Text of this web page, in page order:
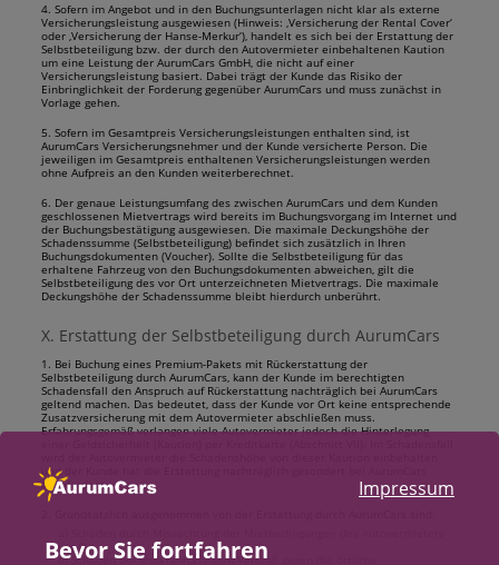
4. Sofern im Angebot und in den Buchungsunterlagen nicht klar als externe
Versicherungsleistung ausgewiesen (Hinweis: ‚Versicherung der Rental Cover‘
oder ‚Versicherung der Hanse-Merkur‘), handelt es sich bei der Erstattung der
Selbstbeteiligung bzw. der durch den Autovermieter einbehaltenen Kaution
um eine Leistung der AurumCars GmbH, die nicht auf einer
Versicherungsleistung basiert. Dabei trägt der Kunde das Risiko der
Einbringlichkeit der Forderung gegenüber AurumCars und muss zunächst in
Vorlage gehen.
5. Sofern im Gesamtpreis Versicherungsleistungen enthalten sind, ist
AurumCars Versicherungsnehmer und der Kunde versicherte Person. Die
jeweiligen im Gesamtpreis enthaltenen Versicherungsleistungen werden
ohne Aufpreis an den Kunden weiterberechnet.
6. Der genaue Leistungsumfang des zwischen AurumCars und dem Kunden
geschlossenen Mietvertrags wird bereits im Buchungsvorgang im Internet und
der Buchungsbestätigung ausgewiesen. Die maximale Deckungshöhe der
Schadenssumme (Selbstbeteiligung) befindet sich zusätzlich in Ihren
Buchungsdokumenten (Voucher). Sollte die Selbstbeteiligung für das
erhaltene Fahrzeug von den Buchungsdokumenten abweichen, gilt die
Selbstbeteiligung des vor Ort unterzeichneten Mietvertrags. Die maximale
Deckungshöhe der Schadenssumme bleibt hierdurch unberührt.
X. Erstattung der Selbstbeteiligung durch AurumCars
1. Bei Buchung eines Premium-Pakets mit Rückerstattung der
Selbstbeteiligung durch AurumCars, kann der Kunde im berechtigten
Schadensfall den Anspruch auf Rückerstattung nachträglich bei AurumCars
geltend machen. Das bedeutet, dass der Kunde vor Ort keine entsprechende
Zusatzversicherung mit dem Autovermieter abschließen muss.
Erfahrungsgemäß verlangen viele Autovermieter jedoch die Hinterlegung
und der Kunde hat die Erstattung nachträglich gesondert bei AurumCars
anzufordern.
vor Ort;
b) Schäden bei grob fahrlässigem Verstoß gegen die örtliche
Impressum
Bevor Sie fortfahren